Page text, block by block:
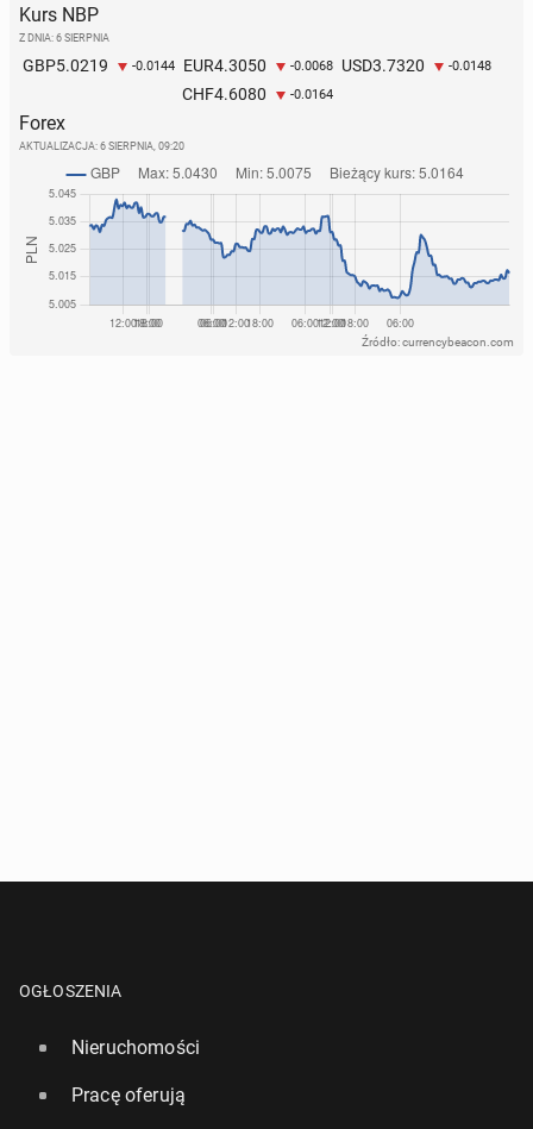
Kurs NBP
Z DNIA: 6 SIERPNIA
GBP5.0219 -0.0144 EUR4.3050 -0.0068 USD3.7320 -0.0148
CHF4.6080 -0.0164
Forex
AKTUALIZACJA: 6 SIERPNIA, 09:20
Źródło: currencybeacon.com
OGŁOSZENIA
Nieruchomości
Pracę oferują